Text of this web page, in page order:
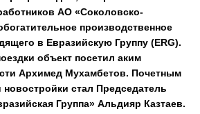
АО «Соколовско-
производственное
в Евразийскую Группу (ERG).
объект посетил аким
Архимед Мухамбетов. Почетным
новостройки стал Председатель
Группа» Альдияр Казтаев.